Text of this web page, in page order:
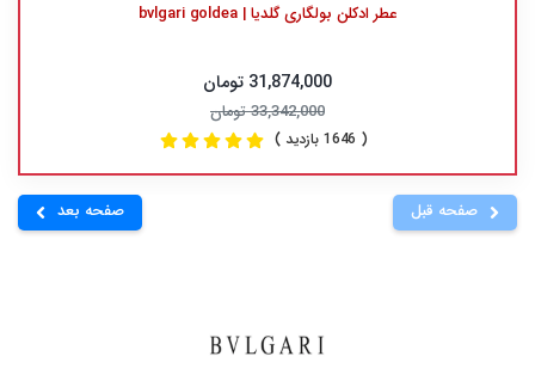
عطر ادکلن بولگاری گلدیا | bvlgari goldea
31,874,000 تومان
33,342,000 تومان
( 1646 بازدید )
صفحه قبل صفحه بعد